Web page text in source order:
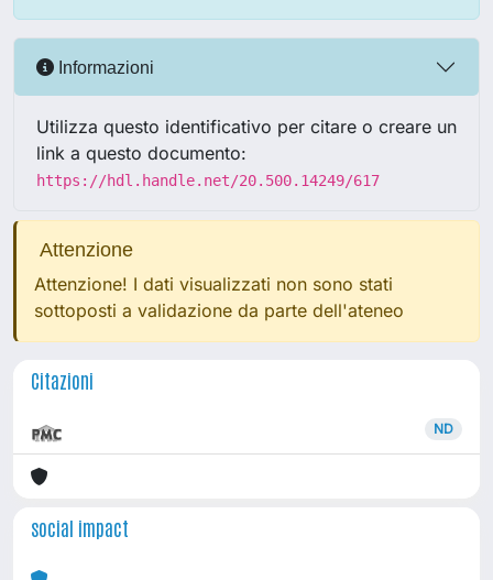
Informazioni
Utilizza questo identificativo per citare o creare un
link a questo documento:
https://hdl.handle.net/20.500.14249/617
Attenzione
Attenzione! I dati visualizzati non sono stati
sottoposti a validazione da parte dell'ateneo
Citazioni
ND
social impact